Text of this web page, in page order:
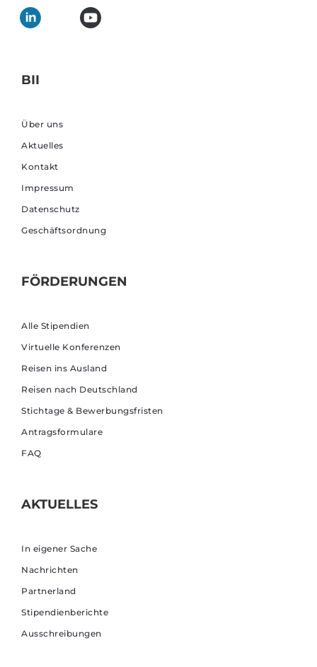
BII
Über uns
Aktuelles
Kontakt
Impressum
Datenschutz
Geschäftsordnung
FÖRDERUNGEN
Alle Stipendien
Virtuelle Konferenzen
Reisen ins Ausland
Reisen nach Deutschland
Stichtage & Bewerbungsfristen
Antragsformulare
FAQ
AKTUELLES
In eigener Sache
Nachrichten
Partnerland
Stipendienberichte
Ausschreibungen